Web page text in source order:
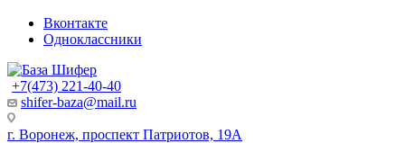
Вконтакте
Одноклассники
+7(473) 221-40-40
shifer-baza@mail.ru
г. Воронеж, проспект Патриотов, 19А